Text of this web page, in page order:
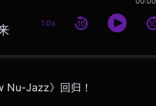
1.0x
Nu-Jazz》回归！